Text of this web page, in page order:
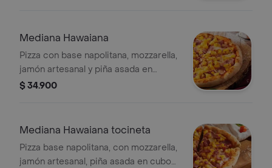
Mediana Hawaiana
Pizza con base napolitana, mozzarella,
jamón artesanal y piña asada en
cubos.
$ 34.900
Mediana Hawaiana tocineta
Pizza base napolitana, con mozzarella,
jamón artesanal, piña asada en cubos